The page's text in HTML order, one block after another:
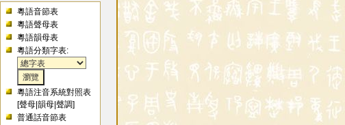
粵語音節表
粵語聲母表
粵語韻母表
粵語分類字表:
粵語注音系統對照表
[聲母 |韻母 |聲調]
普通話音節表